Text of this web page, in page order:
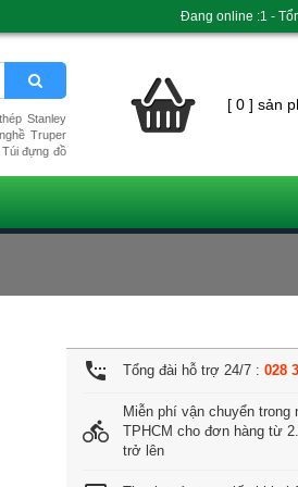
Stanley
Truper
Túi đựng đồ
[ 0 ] sản
settings_phone Tổng đài hỗ trợ 24/7 : 028
directions_bike
Miễn phí vận chuyển trong
TPHCM cho đơn hàng từ
trở lên
Đang online :1 -